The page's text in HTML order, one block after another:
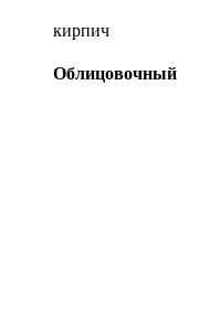
кирпич
Облицовочный